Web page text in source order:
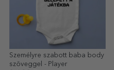
Személyre szabott baba body
szöveggel - Player